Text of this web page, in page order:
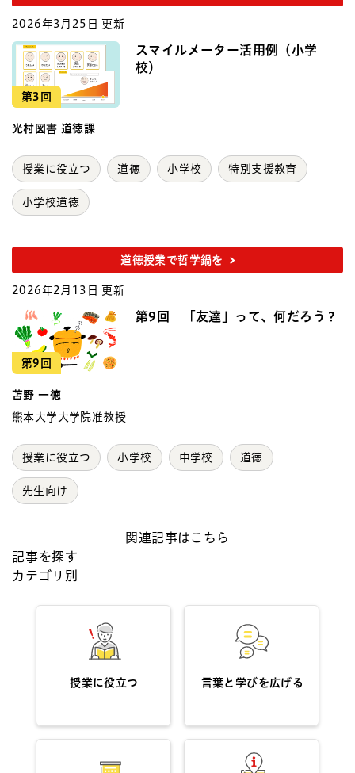
2026年3月25日 更新
第3回
スマイルメーター活用例（小学
校）
光村図書 道徳課
授業に役立つ 道徳 小学校 特別支援教育
小学校道徳
道徳授業で哲学鍋を
2026年2月13日 更新
第9回
第9回 「友達」って、何だろう？
苫野 一徳
熊本大学大学院准教授
授業に役立つ 小学校 中学校 道徳
先生向け
関連記事はこちら
記事を探す
カテゴリ別
授業に役立つ 言葉と学びを広げる